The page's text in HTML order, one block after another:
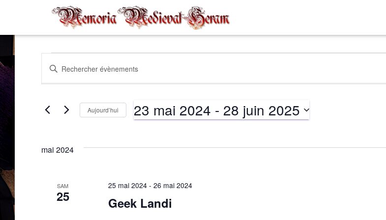
Évènements
Recherche
de
vues
Évènements
Saisir
mot-
clé.
Évènements
Aujourd’hui 23 mai 2024 - 28 juin 2025
date.
mai 2024
SAM
25 Geek Landi
25 mai 2024- 26 mai 2024